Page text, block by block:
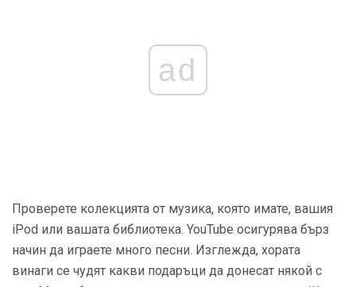
ad
Проверете колекцията от музика, която имате, вашия
iPod или вашата библиотека. YouTube осигурява бърз
начин да играете много песни. Изглежда, хората
винаги се чудят какви подаръци да донесат някой с